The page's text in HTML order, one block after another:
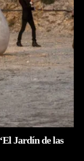
Jardín de las